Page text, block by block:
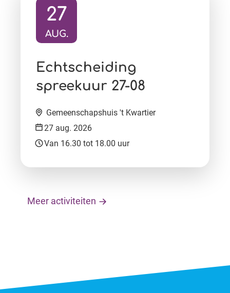
Ga naar activiteit:
Echtscheiding
spreekuur 27-08
27
AUG.
Locatie:
Gemeenschapshuis 't Kwartier
Datum:
27 aug. 2026
Tijd:
Van 16.30 tot 18.00 uur
Meer activiteiten